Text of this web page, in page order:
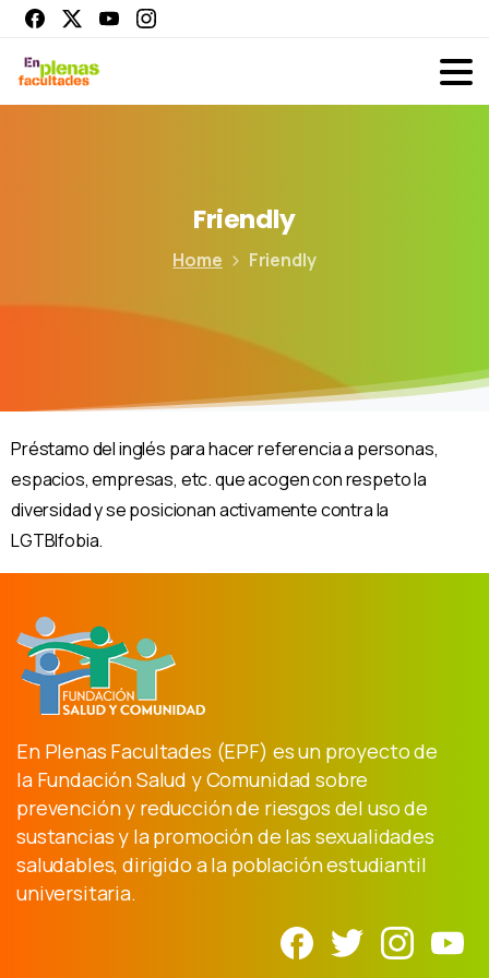
Friendly
Home Friendly
Préstamo del inglés para hacer referencia a personas,
espacios, empresas, etc. que acogen con respeto la
diversidad y se posicionan activamente contra la
LGTBIfobia.
En Plenas Facultades (EPF) es un proyecto de
la Fundación Salud y Comunidad sobre
prevención y reducción de riesgos del uso de
sustancias y la promoción de las sexualidades
saludables, dirigido a la población estudiantil
universitaria.